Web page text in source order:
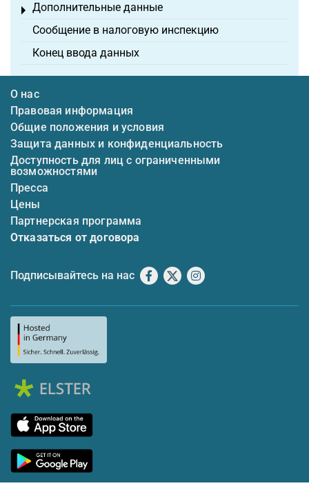
Дополнительные данные
Toggle menu
Сообщение в налоговую инспекцию
Конец ввода данных
О нас
Правовая информация
Общие положения и условия
Защита данных и конфиденциальность
Доступность для лиц с ограниченными
возможностями
Пресса
Цены
Партнерская программа
Отказаться от договора
Подписывайтесь на нас Facebook
X Instagram